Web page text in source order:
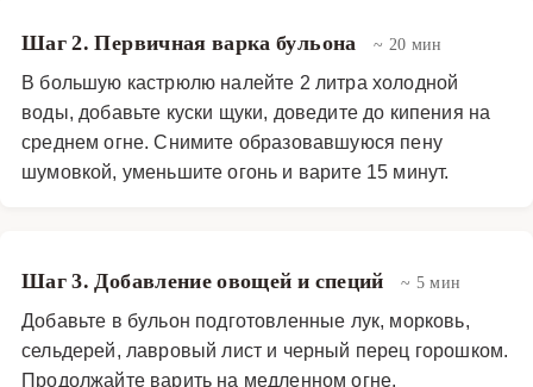
Шаг 2. Первичная варка бульона ~ 20 мин
В большую кастрюлю налейте 2 литра холодной
воды, добавьте куски щуки, доведите до кипения на
среднем огне. Снимите образовавшуюся пену
шумовкой, уменьшите огонь и варите 15 минут.
Шаг 3. Добавление овощей и специй ~ 5 мин
Добавьте в бульон подготовленные лук, морковь,
сельдерей, лавровый лист и черный перец горошком.
Продолжайте варить на медленном огне.